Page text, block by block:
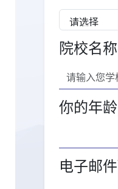
院校名称
你的年
电子邮件